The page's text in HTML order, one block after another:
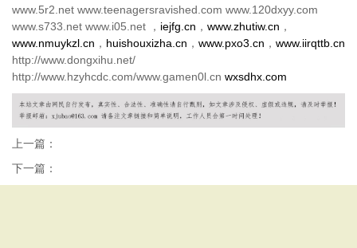
www.5r2.net www.teenagersravished.com www.120dxyy.com
www.s733.net www.i05.net ， iejfg.cn ， www.zhutiw.cn ，
www.nmuykzl.cn ， huishouxizha.cn ， www.pxo3.cn ， www.iirqttb.cn
http://www.dongxihu.net/
http://www.hzyhcdc.com/www.gamen0l.cn wxsdhx.com
上一篇：
下一篇：